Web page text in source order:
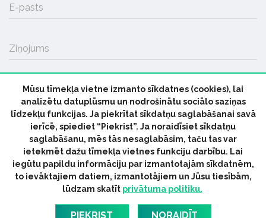
E-pasts
Ziņojums
SŪTĪT
© 2026 parmuziku.lv, visas tiesības paturētas
ParMuziku.lv Mūzikas Ziņas
Industrijas Ziņas
Industrijas ABC
Mūzika Biznesam
Latvijas oficiālais
Mūsu tīmekļa vietne izmanto sīkdatnes (cookies), lai
analizētu datuplūsmu un nodrošinātu sociālo saziņas
līdzekļu funkcijas. Ja piekrītat sīkdatņu saglabāšanai savā
ierīcē, spiediet “Piekrist”. Ja noraidīsiet sīkdatņu
saglabāšanu, mēs tās nesaglabāsim, taču tas var
ietekmēt dažu tīmekļa vietnes funkciju darbību. Lai
iegūtu papildu informāciju par izmantotajām sīkdatnēm,
to ievāktajiem datiem, izmantotājiem un Jūsu tiesībām,
lūdzam skatīt privātuma politiku.
PIEKRIST NORAIDĪT